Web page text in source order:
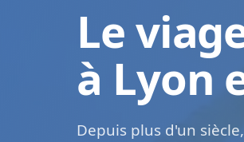
Le
à Lyon
Depuis plus d'un